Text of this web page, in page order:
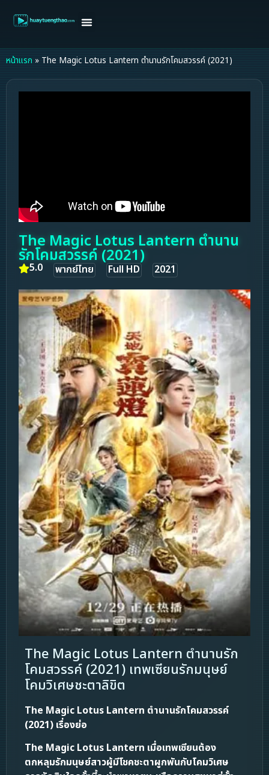
หน้าแรก » The Magic Lotus Lantern ตำนานรักโคมสวรรค์ (2021)
The Magic Lotus Lantern ตำนาน
รักโคมสวรรค์ (2021)
5.0 พากย์ไทย Full HD 2021
The Magic Lotus Lantern ตำนานรัก
โคมสวรรค์ (2021) เทพเซียนรักมนุษย์
โคมวิเศษชะตาลิขิต
The Magic Lotus Lantern ตำนานรักโคมสวรรค์
(2021) เรื่องย่อ
The Magic Lotus Lantern เมื่อเทพเซียนต้อง
ตกหลุมรักมนุษย์สาวผู้มีโชคชะตาผูกพันกับโคมวิเศษ